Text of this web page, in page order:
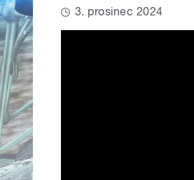
3. prosinec 2024